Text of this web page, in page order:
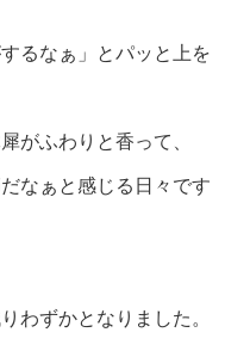
るなぁ」とパッと上を
がふわりと香って、
なぁと感じる日々です
わずかとなりました。